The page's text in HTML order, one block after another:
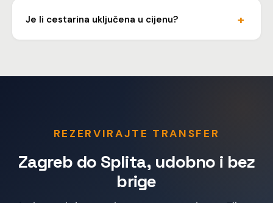
tvrtke izdajemo R1 račun.
Je li cestarina uključena u cijenu?
REZERVIRAJTE TRANSFER
Zagreb do Splita, udobno i bez
brige